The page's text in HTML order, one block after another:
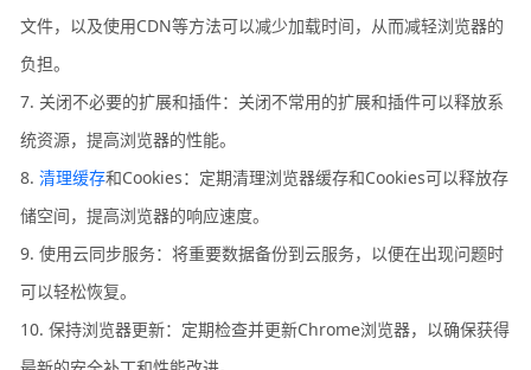
文件，以及使用CDN等方法可以减少加载时间，从而减轻浏览器的
负担。
7. 关闭不必要的扩展和插件：关闭不常用的扩展和插件可以释放系
统资源，提高浏览器的性能。
8.清理缓存和Cookies：定期清理浏览器缓存和Cookies可以释放存
储空间，提高浏览器的响应速度。
9. 使用云同步服务：将重要数据备份到云服务，以便在出现问题时
可以轻松恢复。
10. 保持浏览器更新：定期检查并更新Chrome浏览器，以确保获得